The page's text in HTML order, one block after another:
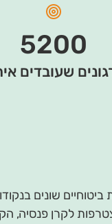
5200
שעובדים
שונים
לקרן פנסיה,